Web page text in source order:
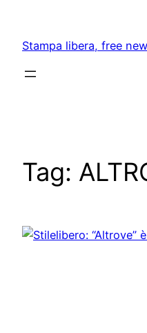
content
Stampa libera, free
Tag: